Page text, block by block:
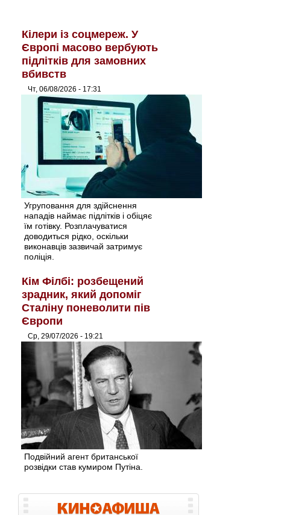
Кілери із соцмереж. У
Європі масово вербують
підлітків для замовних
вбивств
Чт, 06/08/2026 - 17:31
Угруповання для здійснення
нападів наймає підлітків і обіцяє
їм готівку. Розплачуватися
доводиться рідко, оскільки
виконавців зазвичай затримує
поліція.
Кім Філбі: розбещений
зрадник, який допоміг
Сталіну поневолити пів
Європи
Ср, 29/07/2026 - 19:21
Подвійний агент британської
розвідки став кумиром Путіна.